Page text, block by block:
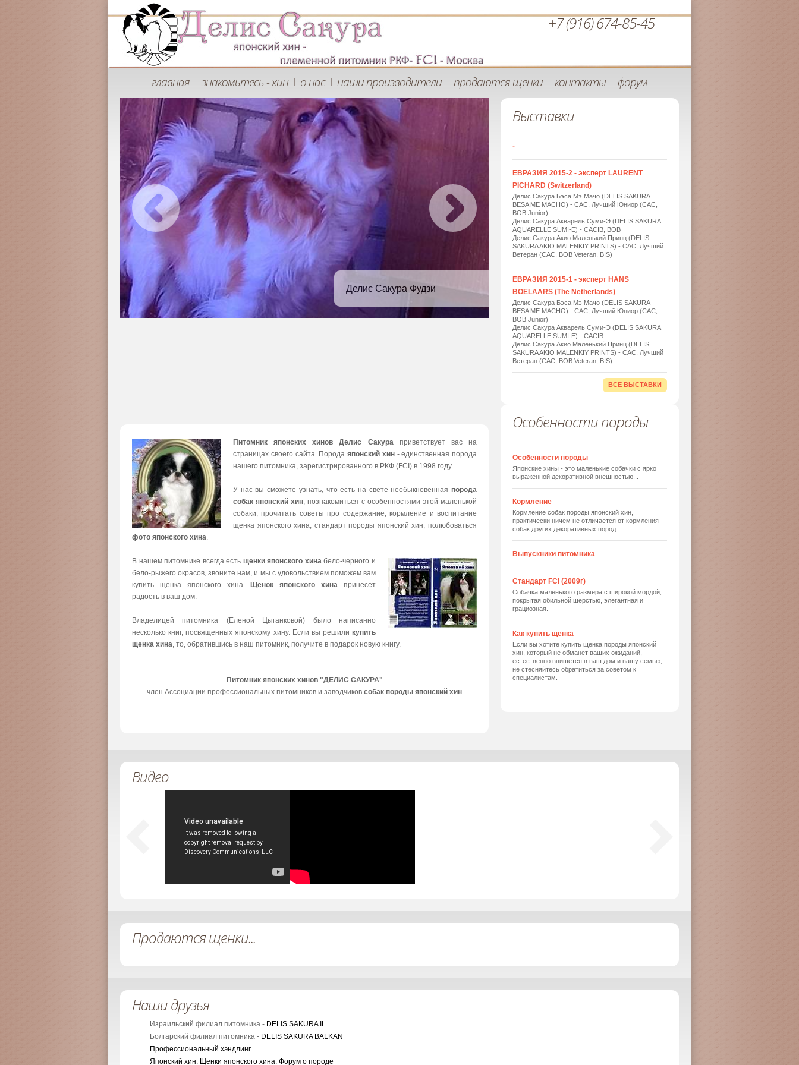
+7 (916) 674-85-45
главная | знакомьтесь - хин | о нас | наши производители | продаются щенки | контакты | форум
Делис Сакура Фудзи
Выставки
-
ЕВРАЗИЯ 2015-2 - эксперт LAURENT
PICHARD (Switzerland)
Делис Сакура Бэса Мэ Мачо (DELIS SAKURA
BESA ME MACHO) - САС, Лучший Юниор (САС,
BOB Junior)
Делис Сакура Акварель Суми-Э (DELIS SAKURA
AQUARELLE SUMI-E) - САСIB, BOB
Делис Сакура Акио Маленький Принц (DELIS
SAKURA AKIO MALENKIY PRINTS) - САС, Лучший
Ветеран (САС, BOB Veteran, BIS)
ЕВРАЗИЯ 2015-1 - эксперт HANS
BOELAARS (The Netherlands)
Делис Сакура Бэса Мэ Мачо (DELIS SAKURA
BESA ME MACHO) - САС, Лучший Юниор (САС,
BOB Junior)
Делис Сакура Акварель Суми-Э (DELIS SAKURA
AQUARELLE SUMI-E) - САСIB
Делис Сакура Акио Маленький Принц (DELIS
SAKURA AKIO MALENKIY PRINTS) - САС, Лучший
Ветеран (САС, BOB Veteran, BIS)
ВСЕ ВЫСТАВКИ
Питомник японских хинов Делис Сакура приветствует вас на
страницах своего сайта. Порода японский хин- единственная порода
нашего питомника, зарегистрированного в РКФ (FCI) в 1998 году.
У нас вы сможете узнать, что есть на свете необыкновенная порода
собак японский хин, познакомиться с особенностями этой маленькой
собаки, прочитать советы про содержание, кормление и воспитание
щенка японского хина, стандарт породы японский хин, полюбоваться
фото японского хина.
В нашем питомнике всегда есть щенки японского хинабело-черного и
бело-рыжего окрасов, звоните нам, и мы с удовольствием поможем вам
купить щенка японского хина.
Щенок японского хина принесет
радость в ваш дом.
Владелицей питомника (Еленой Цыганковой) было написанно
несколько книг, посвященных японскому хину. Если вы решили купить
щенка хина, то, обратившись в наш питомник, получите в подарок новую книгу.
Питомник японских хинов "ДЕЛИС САКУРА"
член Ассоциации профессиональных питомников и заводчиков собак породы японский хин
Особенности породы
Особенности породы
Японские хины - это маленькие собачки с ярко
выраженной декоративной внешностью...
Кормление
Кормление собак породы японский хин,
практически ничем не отличается от кормления
собак других декоративных пород.
Выпускники питомника
Стандарт FCI (2009г)
Собачка маленького размера с широкой мордой,
покрытая обильной шерстью, элегантная и
грациозная.
Как купить щенка
Если вы хотите купить щенка породы японский
хин, который не обманет ваших ожиданий,
естественно впишется в ваш дом и вашу семью,
не стесняйтесь обратиться за советом к
специалистам.
Видео
Продаются щенки...
Наши друзья
Израильский филиал питомника - DELIS SAKURA IL
Болгарский филиал питомника - DELIS SAKURA BALKAN
Профессиональный хэндлинг
Японский хин. Щенки японского хина. Форум о породе